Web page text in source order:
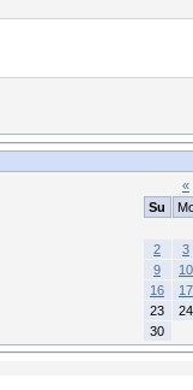
«
Su
2
3
9
10
16
17
23
24
30